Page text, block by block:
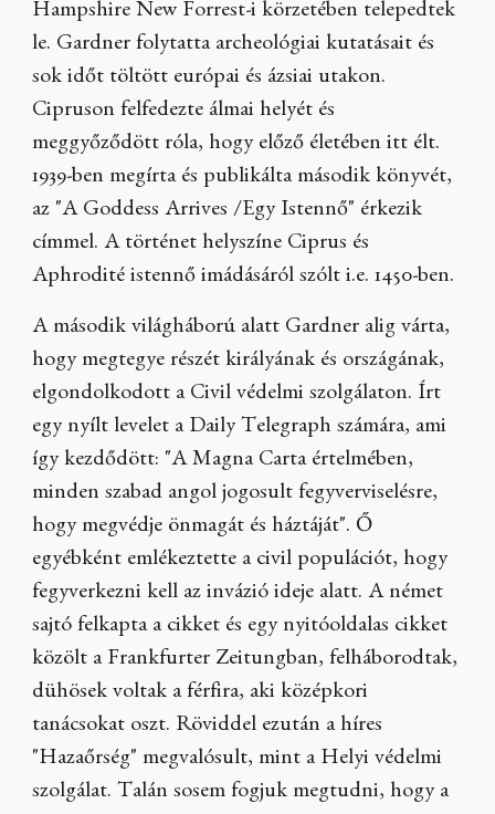
Hampshire New Forrest-i körzetében telepedtek
le. Gardner folytatta archeológiai kutatásait és
sok időt töltött európai és ázsiai utakon.
Cipruson felfedezte álmai helyét és
meggyőződött róla, hogy előző életében itt élt.
1939-ben megírta és publikálta második könyvét,
az "A Goddess Arrives /Egy Istennő" érkezik
címmel. A történet helyszíne Ciprus és
Aphrodité istennő imádásáról szólt i.e. 1450-ben.
A második világháború alatt Gardner alig várta,
hogy megtegye részét királyának és országának,
elgondolkodott a Civil védelmi szolgálaton. Írt
egy nyílt levelet a Daily Telegraph számára, ami
így kezdődött: "A Magna Carta értelmében,
minden szabad angol jogosult fegyverviselésre,
hogy megvédje önmagát és háztáját". Ő
egyébként emlékeztette a civil populációt, hogy
fegyverkezni kell az invázió ideje alatt. A német
sajtó felkapta a cikket és egy nyitóoldalas cikket
közölt a Frankfurter Zeitungban, felháborodtak,
dühösek voltak a férfira, aki középkori
tanácsokat oszt. Röviddel ezután a híres
"Hazaőrség" megvalósult, mint a Helyi védelmi
szolgálat. Talán sosem fogjuk megtudni, hogy a